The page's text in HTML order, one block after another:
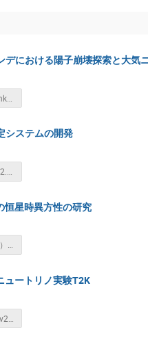
デにおける陽子崩壊探索と大気
A01_2_KyodoKenkyu_SKatmpd_tashiro_20220125.pdf
システムの開発
TNakamura_2022.pdf
恒星時異方性の研究
宗像（Tibet・SK）.pdf
ュートリノ実験T2K
ICRRreport2022_v2_Ogawa.pdf